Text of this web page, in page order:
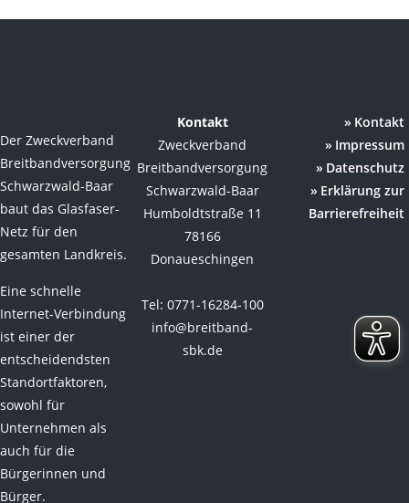
Der Zweckverband
Breitbandversorgung
Schwarzwald-Baar
baut das Glasfaser-
Netz für den
gesamten Landkreis.
Eine schnelle
Internet-Verbindung
ist einer der
entscheidendsten
Standortfaktoren,
sowohl für
Unternehmen als
auch für die
Bürgerinnen und
Bürger.
Kontakt
Zweckverband
Breitbandversorgung
Schwarzwald-Baar
Humboldtstraße 11
78166
Donaueschingen
Tel: 0771-16284-100
info@breitband-
sbk.de
Kontakt
Impressum
Datenschutz
Erklärung zur
Barrierefreiheit